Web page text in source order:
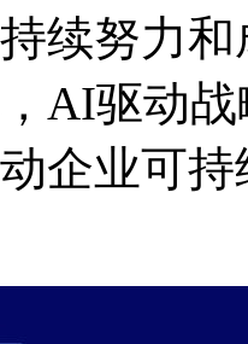
续努力和
，AI驱动
动企业